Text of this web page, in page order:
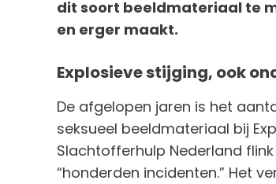
dit soort beeldmateriaal te
en erger maakt.
Explosieve stijging, ook
De afgelopen jaren is het
seksueel beeldmateriaal bij
Slachtofferhulp Nederland
“honderden incidenten.” Het